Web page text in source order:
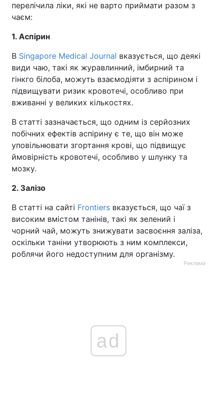
перелічила ліки, які не варто приймати разом з
чаєм:
1. Аспірин
В Singapore Medical Journal вказується, що деякі
види чаю, такі як журавлинний, імбирний та
гінкго білоба, можуть взаємодіяти з аспірином і
підвищувати ризик кровотечі, особливо при
вживанні у великих кількостях.
В статті зазначається, що одним із серйозних
побічних ефектів аспірину є те, що він може
уповільнювати згортання крові, що підвищує
ймовірність кровотечі, особливо у шлунку та
мозку.
2. Залізо
В статті на сайті Frontiers вказується, що чаї з
високим вмістом танінів, такі як зелений і
чорний чай, можуть знижувати засвоєння заліза,
оскільки таніни утворюють з ним комплекси,
роблячи його недоступним для організму.
Реклама
ad